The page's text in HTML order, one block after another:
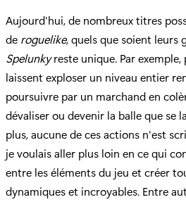
Aujourd'hui, de nombreux titres
de roguelike, quels que soient leurs
Spelunkyreste unique. Par exemple,
laissent exploser un niveau entier
poursuivre par un marchand en
dévaliser ou devenir la balle que se
plus, aucune de ces actions n'est
je voulais aller plus loin en ce qui
entre les éléments du jeu et créer
dynamiques et incroyables. Entre